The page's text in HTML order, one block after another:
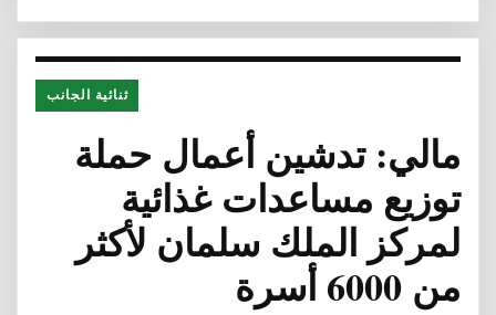
ثنائية الجانب
مالي: تدشين أعمال حملة
توزيع مساعدات غذائية
لمركز الملك سلمان لأكثر
من 6000 أسرة